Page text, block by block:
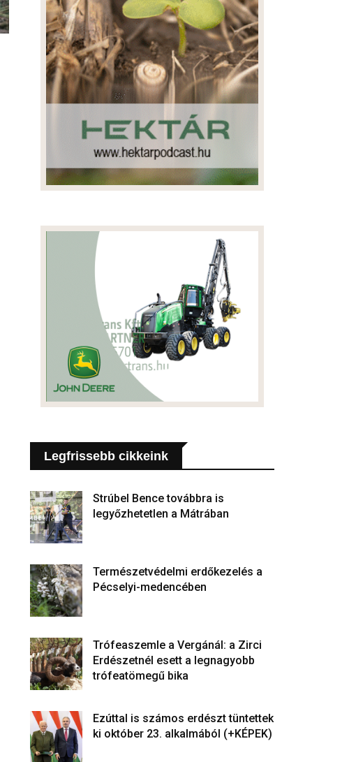
Legfrissebb cikkeink
Strúbel Bence továbbra is
legyőzhetetlen a Mátrában
Természetvédelmi erdőkezelés a
Pécselyi-medencében
Trófeaszemle a Vergánál: a Zirci
Erdészetnél esett a legnagyobb
trófeatömegű bika
Ezúttal is számos erdészt tüntettek
ki október 23. alkalmából (+KÉPEK)